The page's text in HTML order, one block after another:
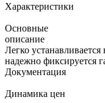
Характеристики
Основные
описание
Легко
надежно фиксируется
Документация
Динамика цен